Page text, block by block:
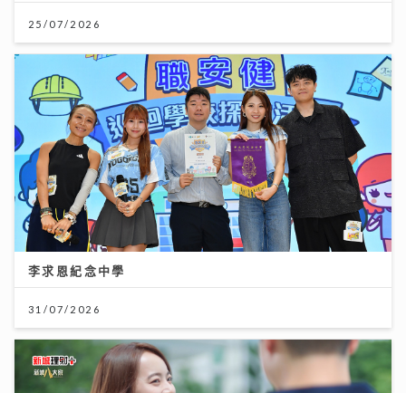
25/07/2026
李求恩紀念中學
31/07/2026